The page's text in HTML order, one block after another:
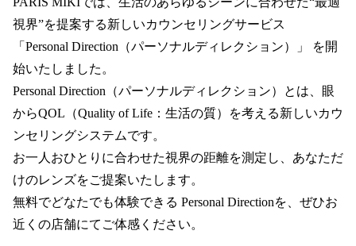
グッズ・小物
ブランドを探す
ブランド一覧
コンテンツを探す
スタッフコンテンツ
スタッフコンテンツ一覧
視界”を提案する新しいカウンセリングサービス
「Personal Direction（パーソナルディレクション）」 を開
始いたしました。
Personal Direction（パーソナルディレクション）とは、眼
からQOL（Quality of Life：生活の質）を考える新しいカウ
ンセリングシステムです。
お一人おひとりに合わせた視界の距離を測定し、あなただ
けのレンズをご提案いたします。
無料でどなたでも体験できる Personal Directionを、ぜひお
近くの店舗にてご体感ください。